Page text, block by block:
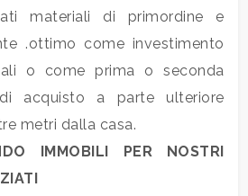
materiali di primordine e
.ottimo come investimento
o come prima o seconda
acquisto a parte ulteriore
metri dalla casa.
IMMOBILI PER NOSTRI